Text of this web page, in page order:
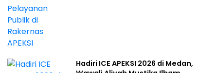
Hadiri ICE APEKSI 2026 di Medan,